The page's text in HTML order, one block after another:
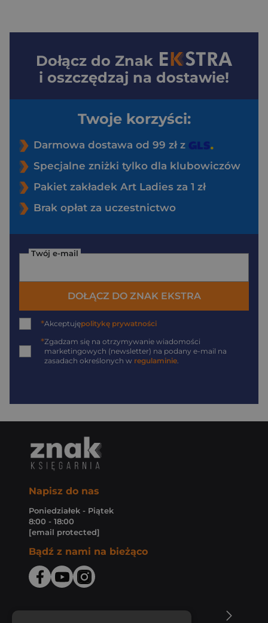
Dołącz do Znak
i oszczędzaj na dostawie!
Twoje korzyści:
Darmowa dostawa od 99 zł z
Specjalne zniżki tylko dla klubowiczów
Pakiet zakładek Art Ladies za 1 zł
Brak opłat za uczestnictwo
Twój e-mail
DOŁĄCZ DO ZNAK EKSTRA
*Akceptujępolitykę prywatności
*Zgadzam się na otrzymywanie wiadomości
marketingowych (newsletter) na podany e-mail na
zasadach określonych w regulaminie.
Napisz do nas
Poniedziałek - Piątek
8:00 - 18:00
[email protected]
Bądź z nami na bieżąco